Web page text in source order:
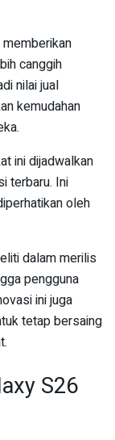
canggih
nilai jual
kemudahan
ini dijadwalkan
terbaru. Ini
oleh
dalam merilis
pengguna
ini juga
tetap bersaing
S26